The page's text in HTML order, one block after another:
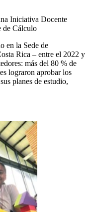
Iniciativa Docente
de Cálculo
en la Sede de
Rica – entre el 2022 y
más del 80 % de
lograron aprobar los
planes de estudio,